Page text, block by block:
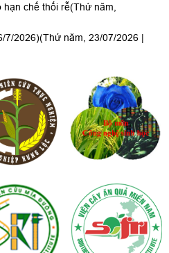
hạn chế thối rễ(Thứ năm,
7/2026)(Thứ năm, 23/07/2026 |